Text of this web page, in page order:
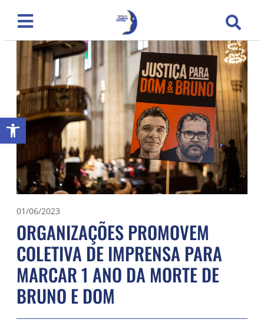
Abrir a barra de ferramentas
01/06/2023
ORGANIZAÇÕES PROMOVEM
COLETIVA DE IMPRENSA PARA
MARCAR 1 ANO DA MORTE DE
BRUNO E DOM